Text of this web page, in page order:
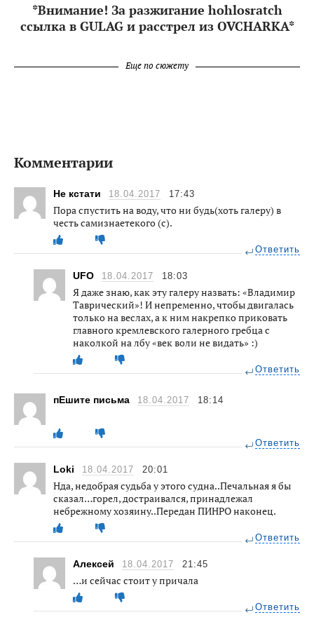
*Внимание! За разжигание hohlosratch
ссылка в GULAG и расстрел из OVCHARKA*
Еще по сюжету
Комментарии
Не кстати 18.04.2017 17:43
Пора спустить на воду, что ни будь(хоть галеру) в
честь самизнаетекого (с).
Ответить
UFO 18.04.2017 18:03
Я даже знаю, как эту галеру назвать: «Владимир
Таврический»! И непременно, чтобы двигалась
только на веслах, а к ним накрепко приковать
главного кремлевского галерного гребца с
наколкой на лбу «век воли не видать» :)
Ответить
пЕшите письма 18.04.2017 18:14
Ответить
Loki 18.04.2017 20:01
Нда, недобрая судьба у этого судна..Печальная я бы
сказал…горел, достраивался, принадлежал
небрежному хозяину..Передан ПИНРО наконец.
Ответить
Алексей 18.04.2017 21:45
…и сейчас стоит у причала
Ответить